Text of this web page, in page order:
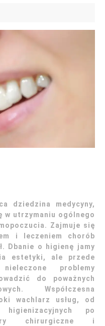
dziedzina medycyny,
w utrzymaniu ogólnego
Zajmuje się
i leczeniem chorób
Dbanie o higienę jamy
estetyki, ale przede
problemy
do poważnych
Współczesna
wachlarz usług, od
higienizacyjnych po
chirurgiczne i